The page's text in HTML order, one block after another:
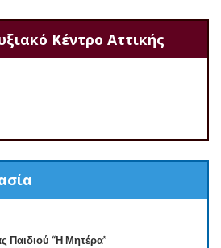
Κέντρο Αττικής
Παιδιού “Η Μητέρα”